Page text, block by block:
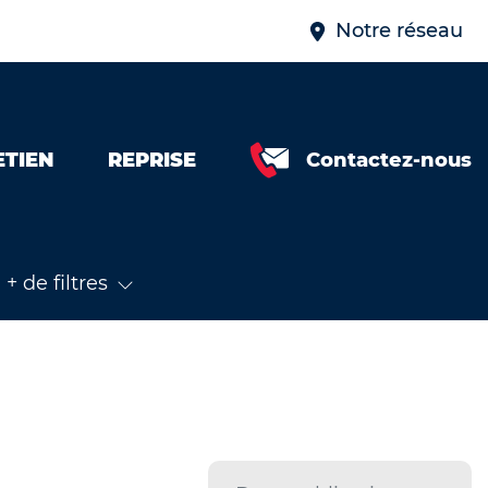
Notre réseau
REPRISE Contactez-nous
+ de filtres